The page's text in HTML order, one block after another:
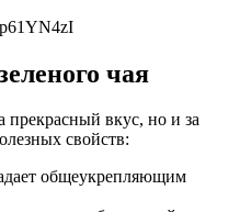
чая
прекрасный вкус, но и за
свойств:
общеукрепляющим